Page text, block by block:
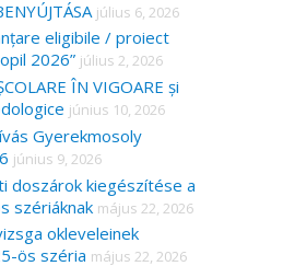
július 6, 2026
eligibile / proiect
2026” július 2, 2026
ÎN VIGOARE și
június 10, 2026
Gyerekmosoly
június 9, 2026
doszárok kiegészítése a
szériáknak május 22, 2026
okleveleinek
ös széria május 22, 2026